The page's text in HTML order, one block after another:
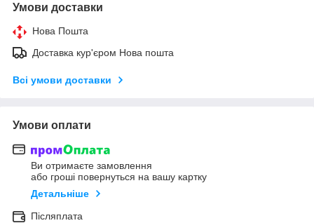
Умови доставки
Нова Пошта
Доставка кур'єром Нова пошта
Всі умови доставки
Умови оплати
Ви отримаєте замовлення
або гроші повернуться на вашу картку
Детальніше
Післяплата